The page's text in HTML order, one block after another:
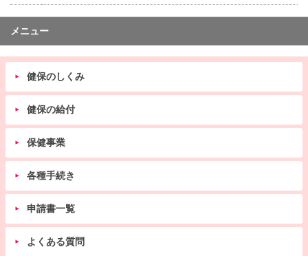
メニュー
健保のしくみ
健保の給付
保健事業
各種手続き
申請書一覧
よくある質問